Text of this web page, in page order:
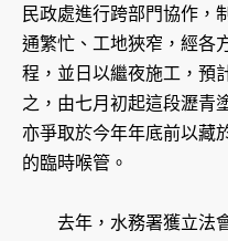
民政處進行跨部門協作，
通繁忙、工地狹窄，經各
程，並日以繼夜施工，預
之，由七月初起這段瀝青
亦爭取於今年年底前以藏
的臨時喉管。
去年，水務署獲立法會